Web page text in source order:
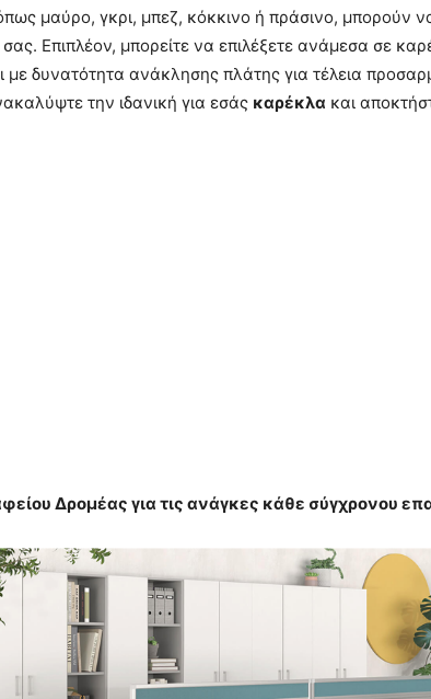
μαύρο, γκρι, μπεζ, κόκκινο ή πράσινο, μπορούν
σας. Επιπλέον, μπορείτε να επιλέξετε ανάμεσα σε
με δυνατότητα ανάκλησης πλάτης για τέλεια
την ιδανική για εσάς καρέκλα και
Δρομέας για τις ανάγκες κάθε σύγχρονου